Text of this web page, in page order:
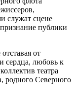
служат сцене
признание публики
от
сердца, любовь к
театра
родного Северного